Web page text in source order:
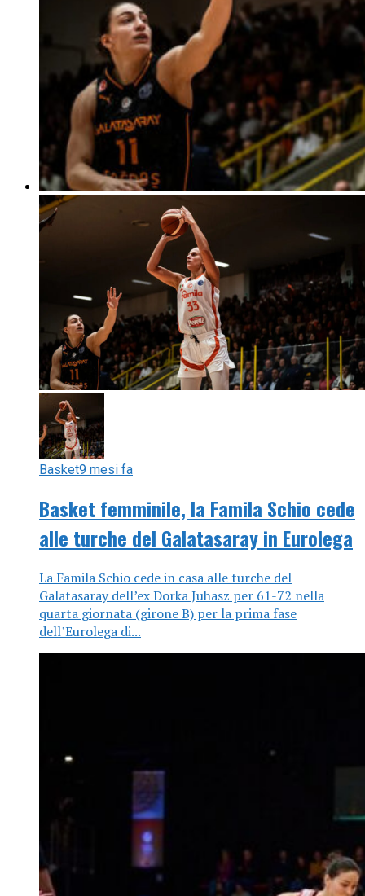
Basket9 mesi fa
Basket femminile, la Famila Schio cede
alle turche del Galatasaray in Eurolega
La Famila Schio cede in casa alle turche del
Galatasaray dell’ex Dorka Juhasz per 61-72 nella
quarta giornata (girone B) per la prima fase
dell’Eurolega di...